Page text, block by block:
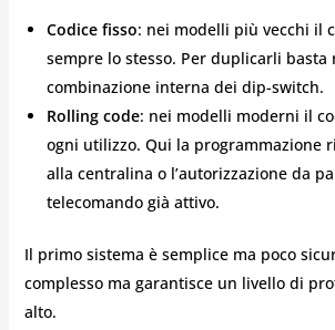
Codice fisso: nei modelli più vecchi il
sempre lo stesso. Per duplicarli
combinazione interna dei dip-switch.
Rolling code: nei modelli moderni il
ogni utilizzo. Qui la programmazione
alla centralina o l’autorizzazione da
telecomando già attivo.
Il primo sistema è semplice ma poco
complesso ma garantisce un livello di
alto.